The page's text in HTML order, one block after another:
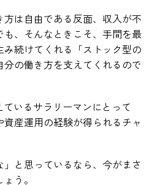
方は自由である反面、収入が不
、そんなときこそ、手間を最
続けてくれる「ストック型の
の働き方を支えてくれるので
ているサラリーマンにとって
産運用の経験が得られるチャ
」と思っているなら、今がまさ
う。